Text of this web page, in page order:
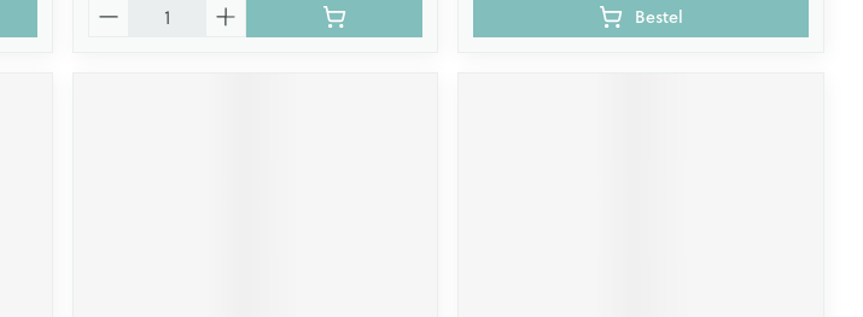
Bestel